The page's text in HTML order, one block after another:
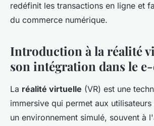
redéfinit les transactions en ligne et
du commerce numérique.
Introduction à la réalité
son intégration dans le
La réalité virtuelle (VR) est une
immersive qui permet aux
un environnement simulé, souvent à